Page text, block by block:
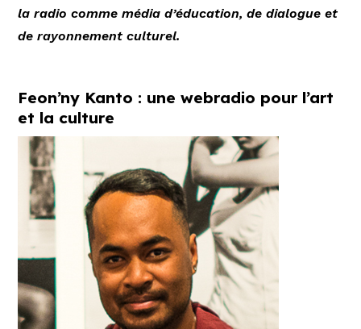
la radio comme média d’éducation, de dialogue et
de rayonnement culturel.
Feon’ny Kanto : une webradio pour l’art
et la culture